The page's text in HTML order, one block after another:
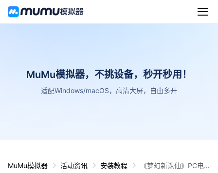
MuMu模拟器，不挑设备，秒开秒用！
适配Windows/macOS，高清大屏，自由多开
MuMu模拟器 活动资讯 安装教程
《梦幻新诛仙》PC电